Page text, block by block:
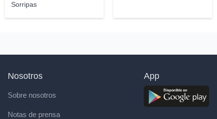
Sorripas
Nosotros
Sobre nosotros
Notas de prensa
App